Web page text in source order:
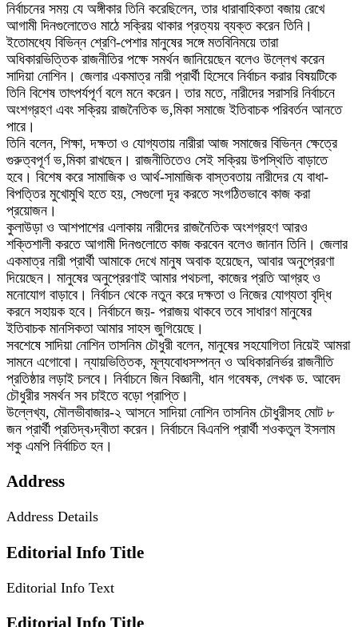
নির্বাচনের সময় যে অঙ্গীকার তিনি করেছিলেন, তার ধারাবাহিকতা বজায় রেখে
আগামী দিনগুলোতেও মাঠে সক্রিয় থাকার প্রত্যয় ব্যক্ত করেন তিনি।
ইতোমধ্যে বিভিন্ন শ্রেণি-পেশার মানুষের সঙ্গে মতবিনিময়ে তারা
অধিকারভিত্তিক রাজনীতির পক্ষে সমর্থন জানিয়েছেন বলেও উল্লেখ করেন
সাদিয়া নোশিন। জেলার একমাত্র নারী প্রার্থী হিসেবে নির্বাচন করার বিষয়টিকে
তিনি বিশেষ তাৎপর্যপূর্ণ বলে মনে করেন। তার মতে, নারীদের সরাসরি নির্বাচনে
অংশগ্রহণ এবং সক্রিয় রাজনৈতিক ভ‚মিকা সমাজে ইতিবাচক পরিবর্তন আনতে
পারে।
তিনি বলেন, শিক্ষা, দক্ষতা ও যোগ্যতায় নারীরা আজ সমাজের বিভিন্ন ক্ষেত্রে
গুরুত্বপূর্ণ ভ‚মিকা রাখছেন। রাজনীতিতেও সেই সক্রিয় উপস্থিতি বাড়াতে
হবে। বিশেষ করে সামাজিক ও আর্থ-সামাজিক বাস্তবতায় নারীদের যে বাধা-
বিপত্তির মুখোমুখি হতে হয়, সেগুলো দূর করতে সংগঠিতভাবে কাজ করা
প্রয়োজন।
কুলাউড়া ও আশপাশের এলাকায় নারীদের রাজনৈতিক অংশগ্রহণ আরও
শক্তিশালী করতে আগামী দিনগুলোতে কাজ করবেন বলেও জানান তিনি। জেলার
একমাত্র নারী প্রার্থী আমাকে দেখে মানুষ অবাক হয়েছেন, আবার অনুপ্রেরণা
দিয়েছেন। মানুষের অনুপ্রেরণাই আমার পথচলা, কাজের প্রতি আগ্রহ ও
মনোযোগ বাড়াবে। নির্বাচন থেকে নতুন করে দক্ষতা ও নিজের যোগ্যতা বৃদ্ধি
করনে সহায়ক হবে। নির্বাচনে জয়- পরাজয় থাকবে তবে সাধারণ মানুষের
ইতিবাচক মানসিকতা আমার সাহস জুগিয়েছে।
সবশেষে সাদিয়া নোশিন তাসনিম চৌধুরী বলেন, মানুষের সহযোগিতা নিয়েই আমরা
সামনে এগোবো। ন্যায়ভিত্তিক, মূল্যবোধসম্পন্ন ও অধিকারনির্ভর রাজনীতি
প্রতিষ্ঠার লড়াই চলবে। নির্বাচনে জিন বিজ্ঞানী, ধান গবেষক, লেখক ড. আবেদ
চৌধুরীর সমর্থন সব চাইতে বড়ো প্রাপ্তি।
উল্লেখ্য, মৌলভীবাজার-২ আসনে সাদিয়া নোশিন তাসনিম চৌধুরীসহ মোট ৮
জন প্রার্থী প্রতিদ্ব›দ্বীতা করেন। নির্বাচনে বিএনপি প্রার্থী শওকতুল ইসলাম
শকু এমপি নির্বাচিত হন।
Address
Address Details
Editorial Info Title
Editorial Info Text
Editorial Info Title